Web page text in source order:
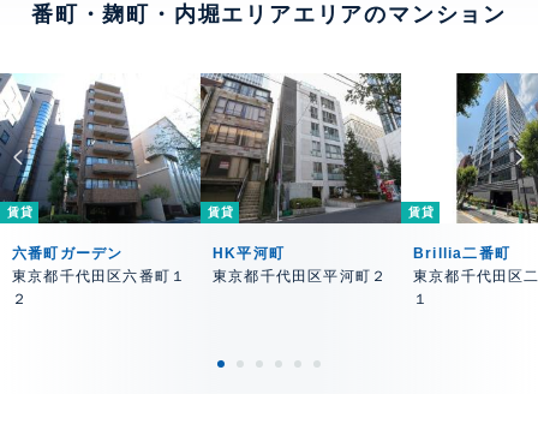
番町・麹町・内堀エリアエリアのマンション
賃貸
六番町ガーデン
東京都千代田区六番町１
２
賃貸
HK平河町
東京都千代田区平河町２
賃貸
Brillia二番町
東京都千代田区
１